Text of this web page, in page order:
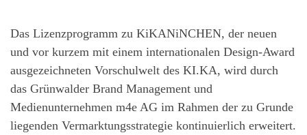
Das Lizenzprogramm zu KiKANiNCHEN, der neuen
und vor kurzem mit einem internationalen Design-Award
ausgezeichneten Vorschulwelt des KI.KA, wird durch
das Grünwalder Brand Management und
Medienunternehmen m4e AG im Rahmen der zu Grunde
liegenden Vermarktungsstrategie kontinuierlich erweitert.